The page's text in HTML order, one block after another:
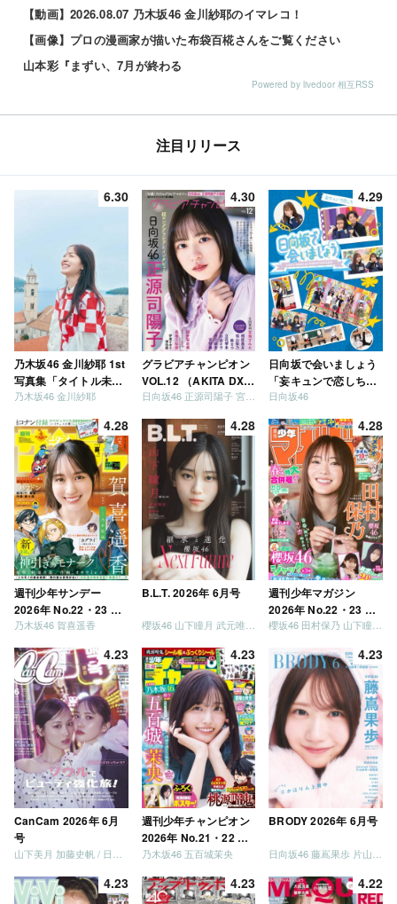
【動画】2026.08.07 乃木坂46 金川紗耶のイマレコ！
【画像】プロの漫画家が描いた布袋百椛さんをご覧ください
山本彩『まずい、7月が終わる
Powered by livedoor 相互RSS
注目リリース
6.30
乃木坂46 金川紗耶 1st
写真集「タイトル未
定」
乃木坂46 金川紗耶
4.30
グラビアチャンピオン
VOL.12 （AKITA DXシ
リーズ）
日向坂46 正源司陽子 宮地すみれ
4.29
日向坂で会いましょう
「妄キュンで恋しちゃ
いましょう」「どっち
う」「ご褒美でロケし
ましょう」「フレンド
リーになりましょう」
「笑って卒業を祝いま
しょう」 [Blu-ray]
日向坂46
4.28
週刊少年サンデー
2026年 No.22・23 合
併号
乃木坂46 賀喜遥香
4.28
B.L.T. 2026年 6月号
櫻坂46 山下瞳月 武元唯衣 / 乃木坂46 海邉朱莉
4.28
週刊少年マガジン
2026年 No.22・23 合
併号
4.23
CanCam 2026年 6月
号
4.23
週刊少年チャンピオン
2026年 No.21・22 合
併号
乃木坂46 五百城茉央
4.23
BRODY 2026年 6月号
4.23 4.23 4.22